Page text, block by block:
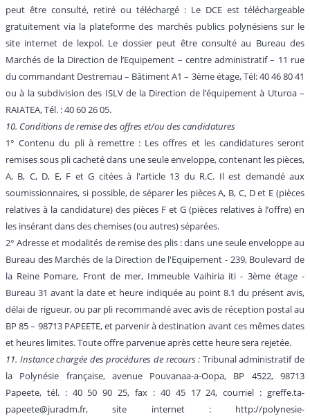
peut être consulté, retiré ou téléchargé : Le DCE est téléchargeable
gratuitement via la plateforme des marchés publics polynésiens sur le
site internet de lexpol. Le dossier peut être consulté au Bureau des
Marchés de la Direction de l’Equipement – centre administratif – 11 rue
du commandant Destremau – Bâtiment A1 – 3ème étage, Tél: 40 46 80 41
ou à la subdivision des ISLV de la Direction de l’équipement à Uturoa –
RAIATEA, Tél. : 40 60 26 05.
10. Conditions de remise des offres et/ou des candidatures
1° Contenu du pli à remettre : Les offres et les candidatures seront
remises sous pli cacheté dans une seule enveloppe, contenant les pièces,
A, B, C, D, E, F et G citées à l'article 13 du R.C. Il est demandé aux
soumissionnaires, si possible, de séparer les pièces A, B, C, D et E (pièces
relatives à la candidature) des pièces F et G (pièces relatives à l’offre) en
les insérant dans des chemises (ou autres) séparées.
2° Adresse et modalités de remise des plis : dans une seule enveloppe au
Bureau des Marchés de la Direction de l'Equipement - 239, Boulevard de
la Reine Pomare, Front de mer, Immeuble Vaihiria iti - 3ème étage -
Bureau 31 avant la date et heure indiquée au point 8.1 du présent avis,
délai de rigueur, ou par pli recommandé avec avis de réception postal au
BP 85 – 98713 PAPEETE, et parvenir à destination avant ces mêmes dates
et heures limites. Toute offre parvenue après cette heure sera rejetée.
11. Instance chargée des procédures de recours : Tribunal administratif de
la Polynésie française, avenue Pouvanaa-a-Oopa, BP 4522, 98713
Papeete, tél. : 40 50 90 25, fax : 40 45 17 24, courriel : greffe.ta-
papeete@juradm.fr, site internet : http://polynesie-